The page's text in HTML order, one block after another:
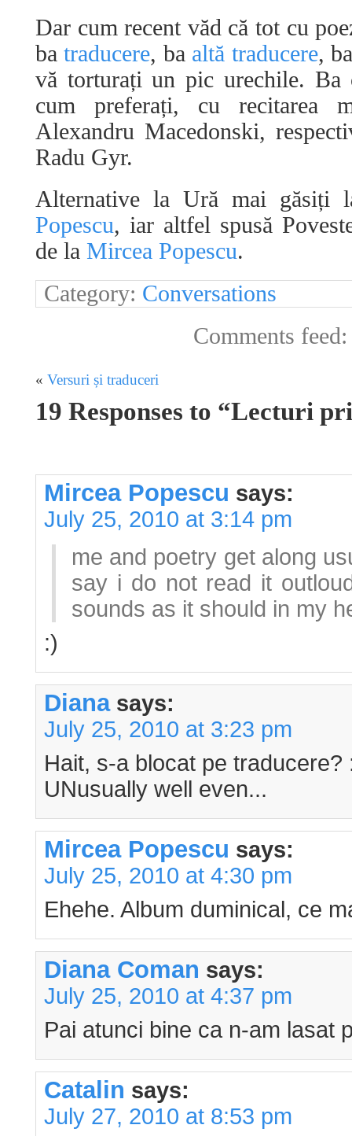
Dar cum recent văd că tot cu
batraducere, ba altă traducere,
vă torturați un pic urechile. Ba
cum preferați, cu recitarea
Alexandru Macedonski,
Radu Gyr.
Alternative la Ură mai găsiți
Popescu, iar altfel spusă
de la Mircea Popescu.
Category: Conversations
Comments
« Versuri și traduceri
19 Responses to “Lecturi
Mircea Popescu says:
July 25, 2010 at 3:14 pm
me and poetry get along
say i do not read it
sounds as it should in my
:)
Diana says:
July 25, 2010 at 3:23 pm
Hait, s-a blocat pe traducere?
UNusually well even...
Mircea Popescu says:
July 25, 2010 at 4:30 pm
Ehehe. Album duminical, ce
Diana Coman says:
July 25, 2010 at 4:37 pm
Pai atunci bine ca n-am lasat
Catalin says:
July 27, 2010 at 8:53 pm